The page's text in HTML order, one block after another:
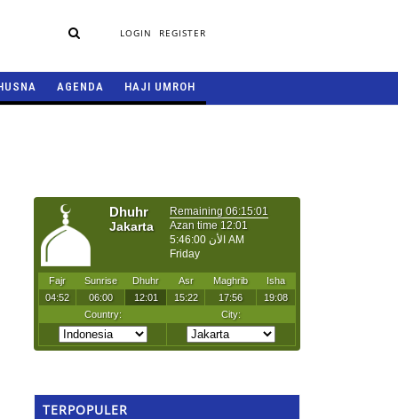
LOGIN REGISTER
AGENDA HAJI UMROH
TERPOPULER